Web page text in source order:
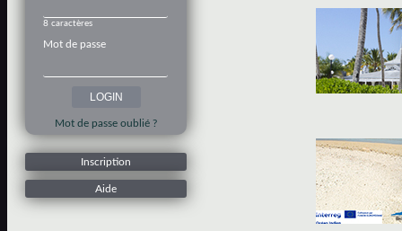
8 caractères
Mot de passe
Mot de passe oublié ?
Inscription
Aide